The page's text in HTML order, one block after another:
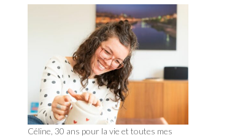
Céline, 30 ans pour la vie et toutes mes